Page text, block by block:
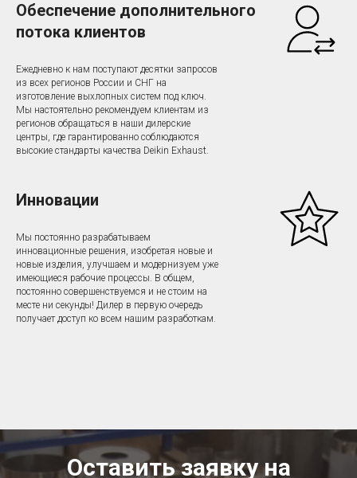
Обеспечение дополнительного
потока клиентов
Ежедневно к нам поступают десятки запросов
из всех регионов России и СНГ на
изготовление выхлопных систем под ключ.
Мы настоятельно рекомендуем клиентам из
регионов обращаться в наши дилерские
центры, где гарантированно соблюдаются
высокие стандарты качества Deikin Exhaust.
Инновации
Мы постоянно разрабатываем
инновационные решения, изобретая новые и
новые изделия, улучшаем и модернизуем уже
имеющиеся рабочие процессы. В общем,
постоянно совершенствуемся и не стоим на
месте ни секунды! Дилер в первую очередь
получает доступ ко всем нашим разработкам.
Оставить заявку на